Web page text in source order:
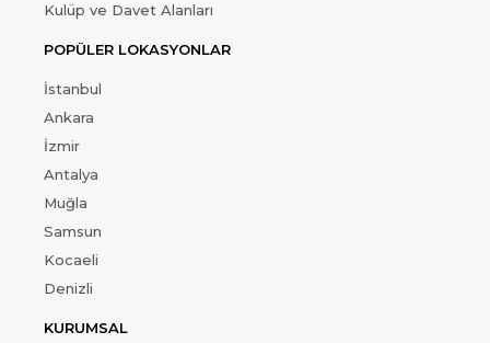
Kulüp ve Davet Alanları
POPÜLER LOKASYONLAR
İstanbul
Ankara
İzmir
Antalya
Muğla
Samsun
Kocaeli
Denizli
KURUMSAL